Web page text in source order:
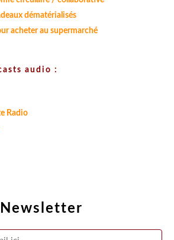
Newsletter
dématérialisés
acheter au supermarché
audio :
Radio